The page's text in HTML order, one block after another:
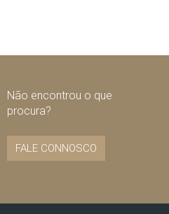
Não encontrou o que
procura?
FALE CONNOSCO